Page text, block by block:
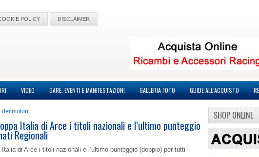
POLICY DISCLAIMER
VIDEO GARE, EVENTI E MANIFESTAZIONI GALLERIA FOTO GUIDE ALL’ACQUISTO
dei motori
Italia di Arce i titoli nazionali e l’ultimo punteggio
Regionali
di Arce i titoli nazionali e l’ultimo punteggio (doppio) per tutti i
SHOP ONLINE